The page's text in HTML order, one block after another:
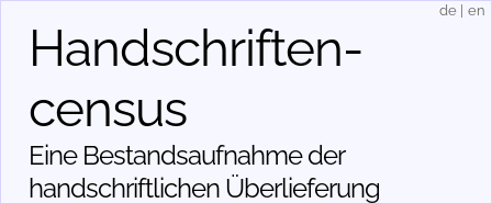
Handschriften­
census
Eine Bestandsaufnahme der
handschriftlichen Über­lieferung
de en